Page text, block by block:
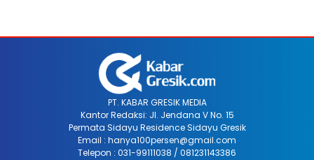
PT. KABAR GRESIK MEDIA
Kantor Redaksi: Jl. Jendana V No. 15
Permata Sidayu Residence Sidayu Gresik
Email : hanya100persen@gmail.com
Telepon : 031-99111038 / 081231143386